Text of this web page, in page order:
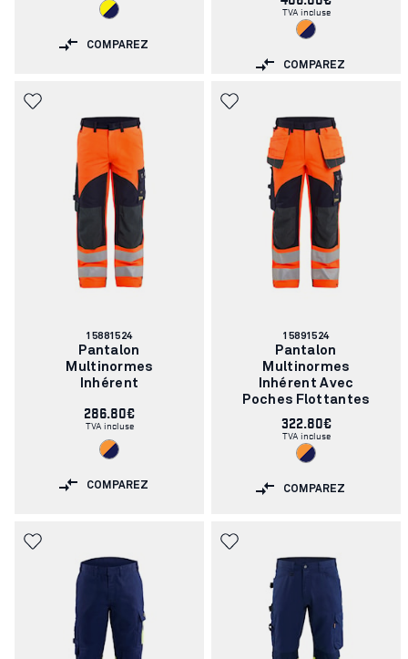
COMPAREZ
TVA incluse
COMPAREZ
Numéro
d'article:
15881524
Pantalon
Multinormes
Inhérent
286.80€
TVA incluse
COMPAREZ
Numéro
d'article:
15891524
Pantalon
Multinormes
Inhérent Avec
Poches Flottantes
322.80€
TVA incluse
COMPAREZ